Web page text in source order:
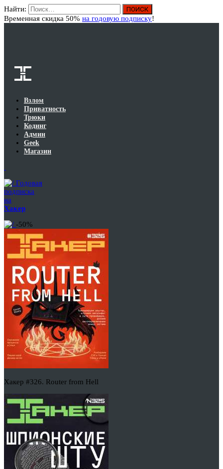
Найти:
Временная скидка 50% на годовую подписку!
Взлом
Приватность
Трюки
Кодинг
Админ
Geek
Магазин
Годовая
подписка
на
Хакер
-50%
Хакер #326. Router from Hell